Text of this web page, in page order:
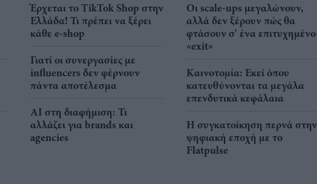
Έρχεται το TikTok Shop στην
Ελλάδα! Τι πρέπει να ξέρει
κάθε e-shop
Γιατί οι συνεργασίες με
influencers δεν φέρνουν
πάντα αποτέλεσμα
AI στη διαφήμιση: Τι
αλλάζει για brands και
agencies
Οι scale-ups μεγαλώνουν,
αλλά δεν ξέρουν πώς θα
φτάσουν σ' ένα επιτυχημένο
«exit»
Καινοτομία: Εκεί όπου
κατευθύνονται τα μεγάλα
επενδυτικά κεφάλαια
Η συγκατοίκηση περνά στην
ψηφιακή εποχή με το
Flatpulse